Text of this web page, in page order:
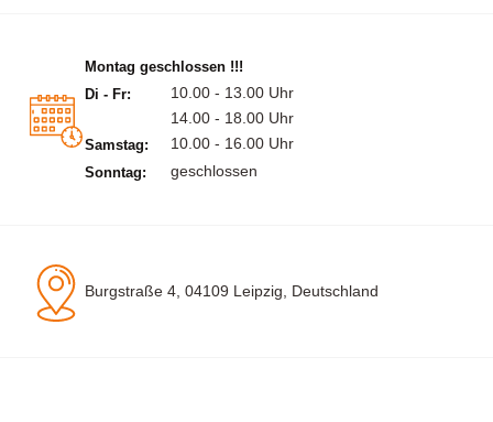
Montag geschlossen !!!
Di - Fr:
10.00 - 13.00 Uhr
14.00 - 18.00 Uhr
Samstag: 10.00 - 16.00 Uhr
Sonntag: geschlossen
Burgstraße 4, 04109 Leipzig, Deutschland